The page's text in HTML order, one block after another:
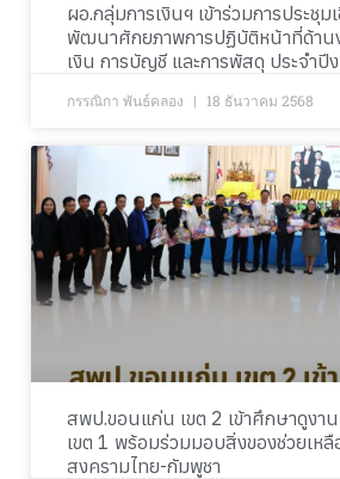
ผอ.กลุ่มการเงินฯ เข้าร่วมการประชุม
พัฒนาศักยภาพการปฏิบัติหน้าที่ด้าน
เงิน การบัญชี และการพัสดุ ประจำปี
กรรณิกา พันธ์คลอง 18 ธันวาคม 2568
สพป.ขอนแก่น เขต 2 เข้าศึกษาดูงา
เขต 1 พร้อมร่วมมอบสิ่งของช่วยเห
สงครามไทย-กัมพูชา